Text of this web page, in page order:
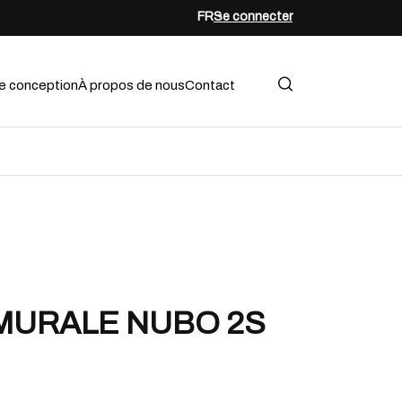
FRSe connecter
conceptionÀ propos de nousContact
NUBO 2S